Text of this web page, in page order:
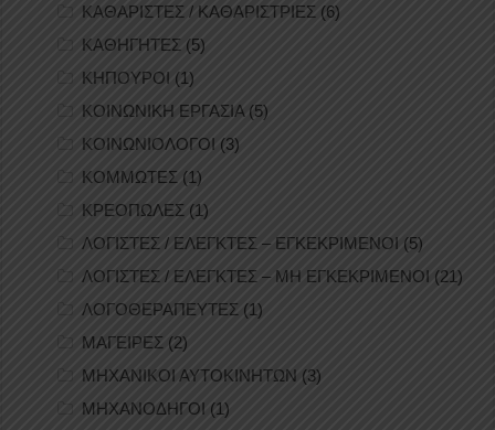
ΚΑΘΑΡΙΣΤΕΣ / ΚΑΘΑΡΙΣΤΡΙΕΣ (6)
ΚΑΘΗΓΗΤΕΣ (5)
ΚΗΠΟΥΡΟΙ (1)
ΚΟΙΝΩΝΙΚΗ ΕΡΓΑΣΙΑ (5)
ΚΟΙΝΩΝΙΟΛΟΓΟΙ (3)
ΚΟΜΜΩΤΕΣ (1)
ΚΡΕΟΠΩΛΕΣ (1)
ΛΟΓΙΣΤΕΣ / ΕΛΕΓΚΤΕΣ – ΕΓΚΕΚΡΙΜΕΝΟΙ (5)
ΛΟΓΙΣΤΕΣ / ΕΛΕΓΚΤΕΣ – ΜΗ ΕΓΚΕΚΡΙΜΕΝΟΙ (21)
ΛΟΓΟΘΕΡΑΠΕΥΤΕΣ (1)
ΜΑΓΕΙΡΕΣ (2)
ΜΗΧΑΝΙΚΟΙ ΑΥΤΟΚΙΝΗΤΩΝ (3)
ΜΗΧΑΝΟΔΗΓΟΙ (1)